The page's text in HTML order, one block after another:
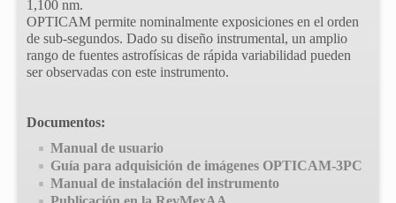
1,100 nm.
OPTICAM permite nominalmente exposiciones en el orden
de sub-segundos. Dado su diseño instrumental, un amplio
rango de fuentes astrofísicas de rápida variabilidad pueden
ser observadas con este instrumento.
Documentos:
Manual de usuario
Guía para adquisición de imágenes OPTICAM-3PC
Manual de instalación del instrumento